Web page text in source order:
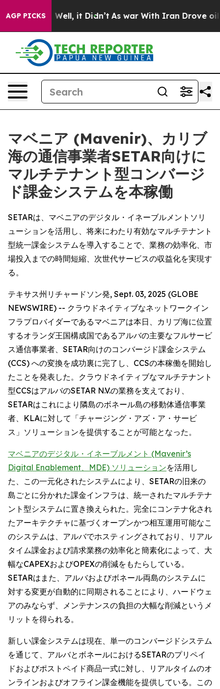
AGP PICKS
40%. Well, it Didn’t As war With Iran Drove oil
マベニア (Mavenir)、カリブ
海の通信事業者SETAR向けに
マルチテナント型コンバージ
ド課金システムを本稼働
SETARは、マベニアのデジタル・イネーブルメントソリ
ューションを活用し、将来にわたり有効なマルチテナント
型統一課金システムを導入することで、業務の効率化、市
場投入までの時間短縮、次世代サービスの収益化を実現す
る。
テキサス州リチャードソン発, Sept. 03, 2025 (GLOBE
NEWSWIRE) -- クラウドネイティブなネットワークイン
フラプロバイダーであるマベニアは本日、カリブ海に位置
するオランダ王国構成国であるアルバの主要なフルサービ
ス通信事業者、SETAR向けのコンバージド課金システム
(CCS) への変換を成功裏に完了し、CCSの本稼働を開始し
たことを発表した。クラウドネイティブなマルチテナント
型CCSはアルバのSETAR N.V.の業務を支えており、
SETARはこれにより隣島のボネール島の移動体通信事業
者、KLAに対して「チャージング・アズ・ア・サービ
ス」ソリューションを提供することが可能となった。
マベニアのデジタル・イネーブルメント (Mavenir’s
Digital Enablement、MDE) ソリューションを活用し
た、この一元化されたシステムにより、SETARの旧来の
島ごとに分かれた課金インフラは、統一されたマルチテナ
ント型システムに置き換えられた。完全にコンテナ化され
たアーキテクチャに基づくオープンかつ相互運用可能なこ
のシステムは、アルバでホスティングされており、リアル
タイム課金および請求業務の効率化と簡素化によって、大
幅なCAPEXおよびOPEXの削減をもたらしている。
SETARはまた、アルバおよびボネール両島のシステムに
対する変更が自動的に同期されることにより、ハードウェ
アのみならず、メンテナンスの負担の大幅な削減というメ
リットを得られる。
新しい課金システムは現在、単一のコンバージドシステム
を通じて、アルバとボネールにおけるSETARのプリペイ
ドおよびポストペイド商品一式に対し、リアルタイムのオ
ンラインおよびオフライン課金機能を提供している。この